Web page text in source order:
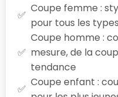
Coupe femme :
pour tous les
Coupe homme :
mesure, de la
tendance
Coupe enfant :